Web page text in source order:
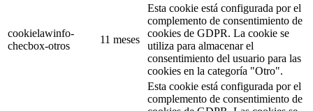
cookielawinfo-
checbox-otros
11 meses
Esta cookie está configurada por el
complemento de consentimiento de
cookies de GDPR. La cookie se
utiliza para almacenar el
consentimiento del usuario para las
cookies en la categoría "Otro".
Esta cookie está configurada por el
complemento de consentimiento de